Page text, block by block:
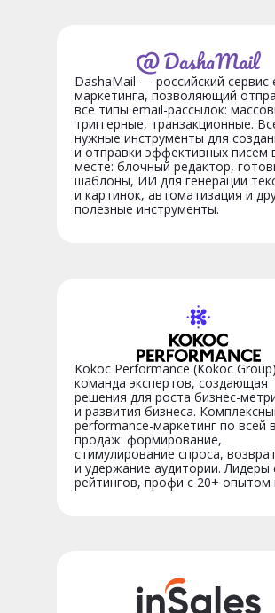
DashaMail — российский сервис
маркетинга, позволяющий
все типы email-рассылок:
триггерные, транзакционные.
нужные инструменты для
и отправки эффективных писем
месте: блочный редактор,
шаблоны, ИИ для генерации
и картинок, автоматизация и
полезные инструменты.
Kokoc Performance (Kokoc
команда экспертов, создающая
решения для роста бизнес-
и развития бизнеса.
performance-маркетинг по всей
продаж: формирование,
стимулирование спроса, возврат
и удержание аудитории. Лидеры
рейтингов, профи с 20+ опытом